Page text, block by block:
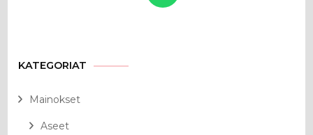
KATEGORIAT
Mainokset
Aseet